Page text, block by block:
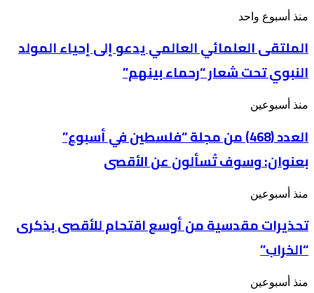
بعنوان: أين
من
يجري
فلسطين
الملتقى
العالمي
يدعو
إلى
إحياء
المولد
النبوي
شعار
بينهم”
منذ أسبوع واحد
الملتقى العلمائي العالمي يدعو إلى إحياء المولد
النبوي تحت شعار “رحماء بينهم”
العدد
من
مجلة
“فلسطين
في
بعنوان: وسوف
عن
الأقصى
منذ أسبوعين
العدد (468) من مجلة “فلسطين في أسبوع”
بعنوان: وسوف تُسألون عن الأقصى
تحذيرات
من
أوسع
اقتحام
للأقصى
بذكرى
“الخراب”
منذ أسبوعين
تحذيرات مقدسية من أوسع اقتحام للأقصى بذكرى
“الخراب”
لمن
منذ أسبوعين